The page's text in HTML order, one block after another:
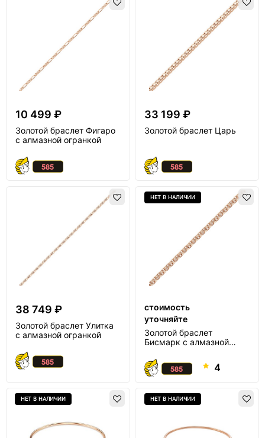
10 499 ₽
Золотой браслет Фигаро
с алмазной огранкой
33 199 ₽
Золотой браслет Царь
38 749 ₽
Золотой браслет Улитка
с алмазной огранкой
НЕТ В НАЛИЧИИ
стоимость
уточняйте
Золотой браслет
Бисмарк с алмазной
4
НЕТ В НАЛИЧИИ НЕТ В НАЛИЧИИ